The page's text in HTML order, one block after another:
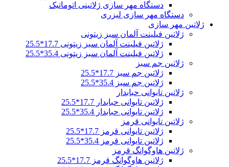
دستگاه مهر سازی ژلاتینی اتوماتیک
دستگاه مهر سازی لیزری
ژلاتین مهر سازی
ژلاتین فیلینت آلمان سبز زیتونی
ژلاتین فیلینت آلمان سبز زیتونی 17.7*25.5
ژلاتین فیلینت آلمان سبز زیتونی 35.4*25.5
ژلاتین جم سبز
ژلاتین جم سبز 17.7*25.5
ژلاتین جم سبز 35.4*25.5
ژلاتین تایوانی حبابدار
ژلاتین تایوانی حبابدار 17.7*25.5
ژلاتین تایوانی حبابدار 35.4*25.5
ژلاتین تایوانی قرمز
ژلاتین تایوانی قرمز 17.7*25.5
ژلاتین تایوانی قرمز 35.4*25.5
ژلاتین هاوگوانگ قرمز
ژلاتین هاوگوانگ قرمز 17.7*25.5